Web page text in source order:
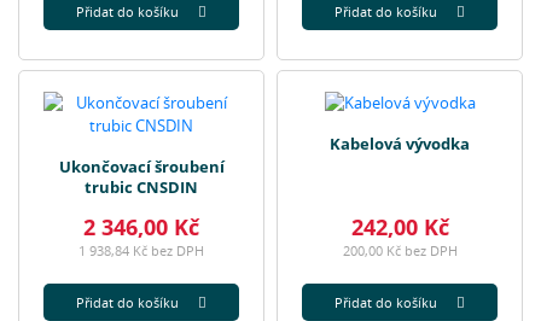
Přidat do košíku Přidat do košíku
Ukončovací šroubení
trubic CNSDIN
2 346,00 Kč
1 938,84 Kč bez DPH
Přidat do košíku
Kabelová vývodka
242,00 Kč
200,00 Kč bez DPH
Přidat do košíku